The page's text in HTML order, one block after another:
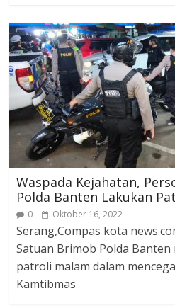
Waspada Kejahatan,
Polda Banten Lakukan
0 Oktober 16, 2022
Serang,Compas kota
Satuan Brimob Polda
patroli malam dalam
Kamtibmas